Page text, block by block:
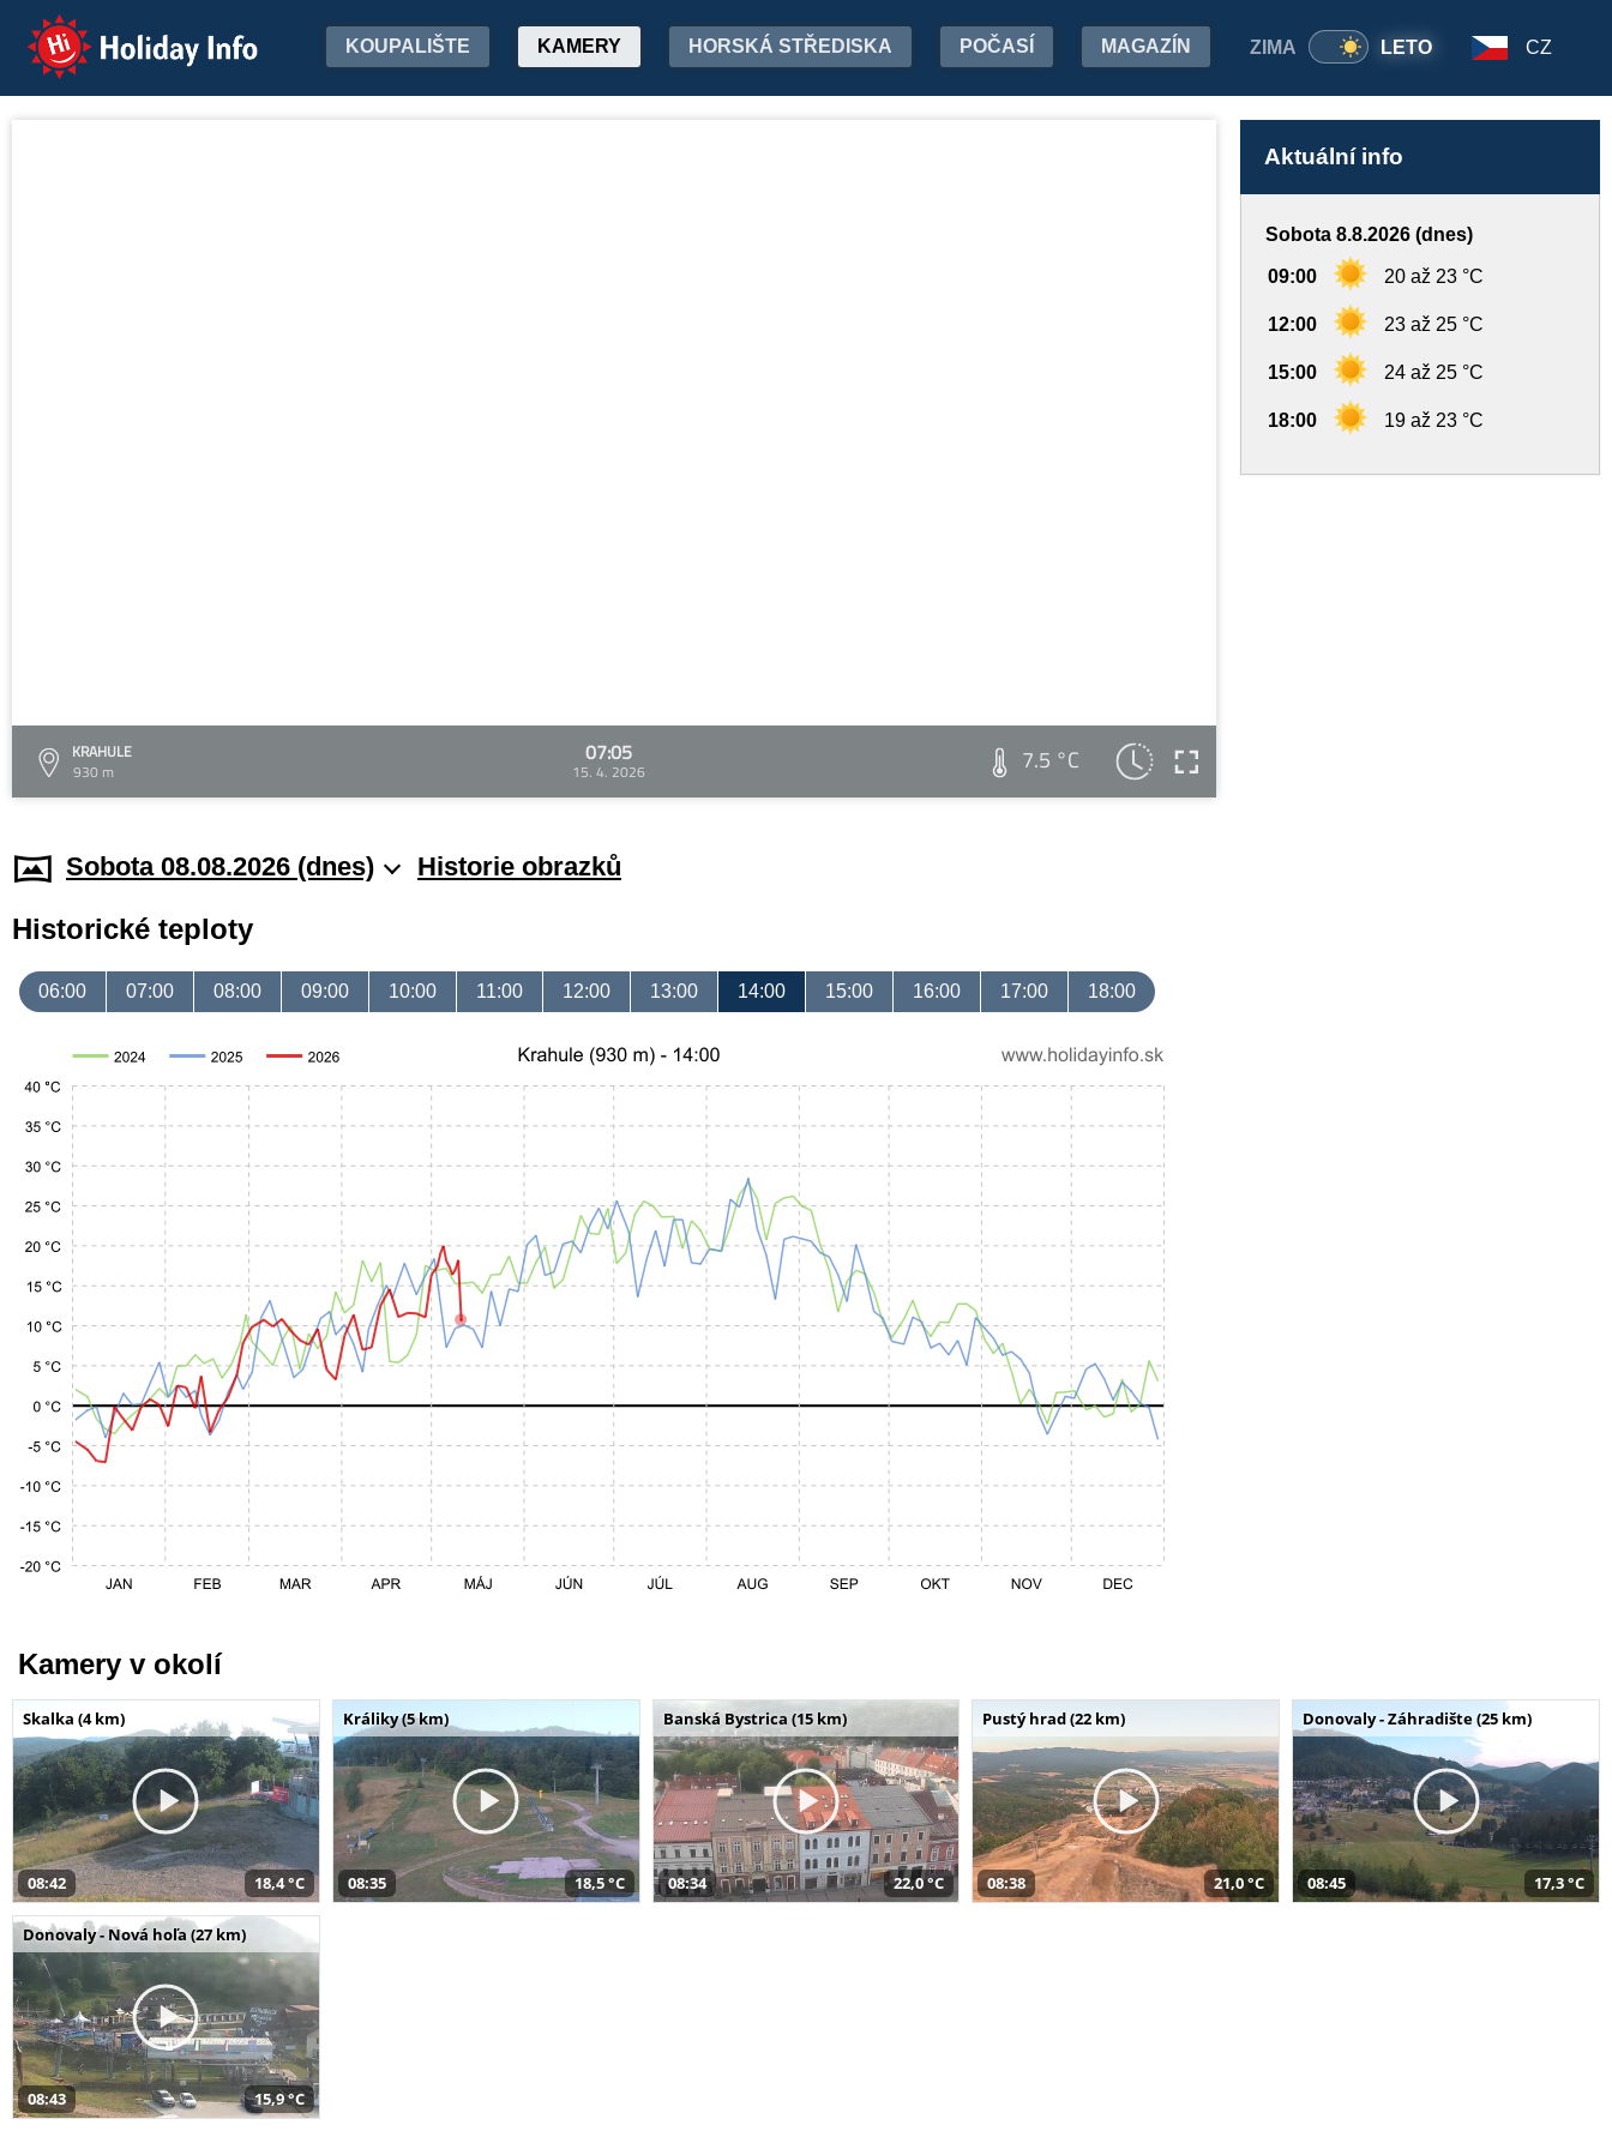
Holiday Info ZIMA LETO
KOUPALIŠTE KAMERY HORSKÁ STŘEDISKA POČASÍ MAGAZÍN CZ
KRAHULE
930 m
07:05
15. 4. 2026 7.5 °C
Aktuální info
Sobota 8.8.2026 (dnes)
09:00 20 až 23 °C
12:00 23 až 25 °C
15:00 24 až 25 °C
18:00 19 až 23 °C
Sobota 08.08.2026 (dnes) Historie obrazků
Historické teploty
06:00 07:00 08:00 09:00 10:00 11:00 12:00 13:00 14:00 15:00 16:00 17:00 18:00
Kamery v okolí
Skalka (4 km)
08:42 18,4 °C
Králiky (5 km)
08:35 18,5 °C
Banská Bystrica (15 km)
08:34 22,0 °C
Pustý hrad (22 km)
08:38 21,0 °C
Donovaly - Záhradište (25 km)
08:45 17,3 °C
Donovaly - Nová hoľa (27 km)
08:43 15,9 °C